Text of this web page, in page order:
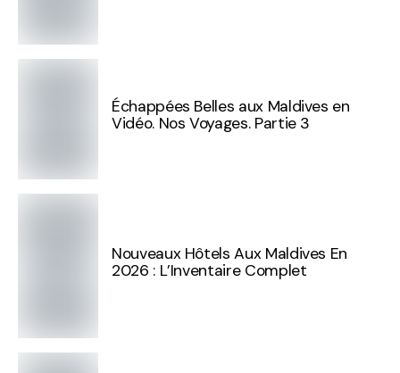
Échappées Belles aux Maldives en
Vidéo. Nos Voyages. Partie 3
Nouveaux Hôtels Aux Maldives En
2026 : L’Inventaire Complet